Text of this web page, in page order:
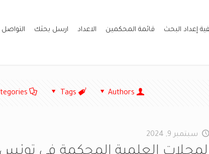
إعداد البحث قائمة المحكمين الاعداد ارسل بحثك التواصل
Tags Authors
سبتمبر 9, 2024